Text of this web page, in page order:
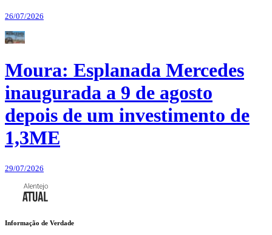
26/07/2026
Moura: Esplanada Mercedes
inaugurada a 9 de agosto
depois de um investimento de
1,3ME
29/07/2026
Informação de Verdade